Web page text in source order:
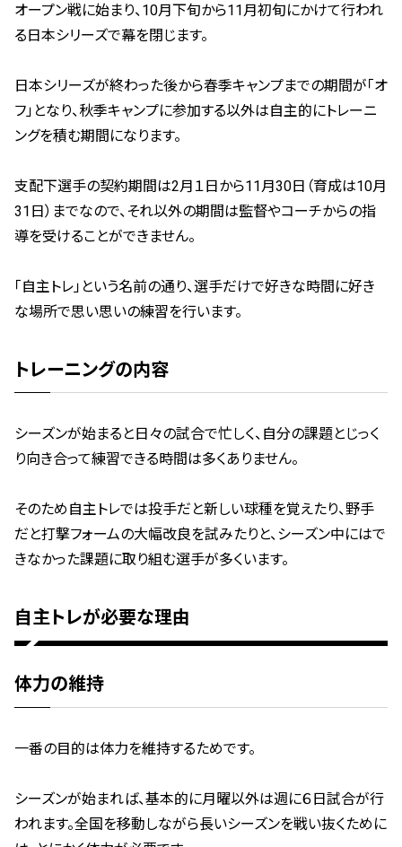
オープン戦に始まり、10月下旬から11月初旬にかけて行われ
る日本シリーズで幕を閉じます。
日本シリーズが終わった後から春季キャンプまでの期間が「オ
フ」となり、秋季キャンプに参加する以外は自主的にトレーニ
ングを積む期間になります。
支配下選手の契約期間は2月１日から11月30日（育成は10月
31日）までなので、それ以外の期間は監督やコーチからの指
導を受けることができません。
「自主トレ」という名前の通り、選手だけで好きな時間に好き
な場所で思い思いの練習を行います。
トレーニングの内容
シーズンが始まると日々の試合で忙しく、自分の課題とじっく
り向き合って練習できる時間は多くありません。
そのため自主トレでは投手だと新しい球種を覚えたり、野手
だと打撃フォームの大幅改良を試みたりと、シーズン中にはで
きなかった課題に取り組む選手が多くいます。
自主トレが必要な理由
体力の維持
一番の目的は体力を維持するためです。
シーズンが始まれば、基本的に月曜以外は週に６日試合が行
われます。全国を移動しながら長いシーズンを戦い抜くために